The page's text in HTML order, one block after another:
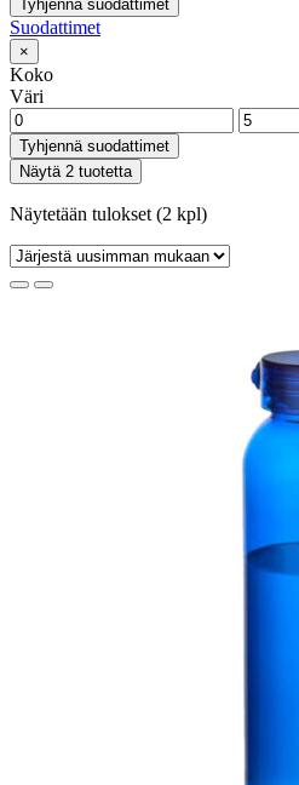
Tyhjennä suodattimet
Suodattimet
×
Koko
Väri
Tyhjennä suodattimet
Näytä 2 tuotetta
Näytetään tulokset (2 kpl)